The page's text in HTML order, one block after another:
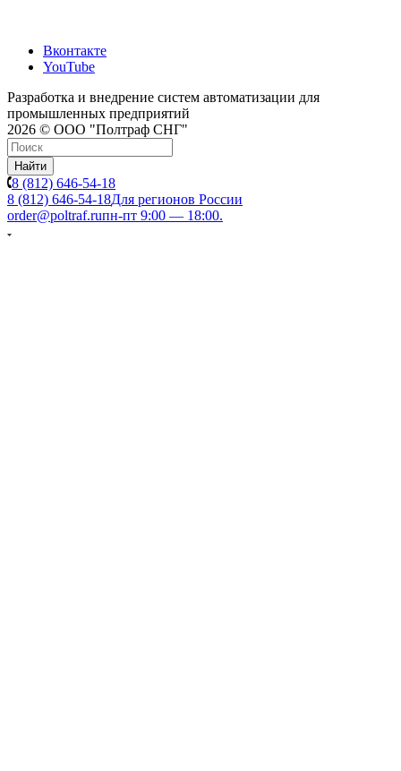
Вконтакте
YouTube
Разработка и внедрение систем автоматизации для
промышленных предприятий
2026 © ООО "Полтраф СНГ"
Найти
8 (812) 646-54-18
8 (812) 646-54-18Для регионов России
order@poltraf.ruпн-пт 9:00 — 18:00.